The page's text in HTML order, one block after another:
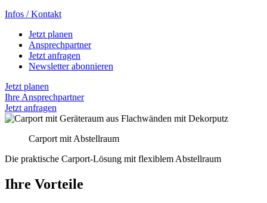
Infos / Kontakt
Jetzt planen
Ansprechpartner
Jetzt anfragen
Newsletter abonnieren
Jetzt planen
Ihre Ansprechpartner
Jetzt anfragen
Carport mit Abstellraum
Die praktische Carport-Lösung mit flexiblem Abstellraum
Ihre Vorteile